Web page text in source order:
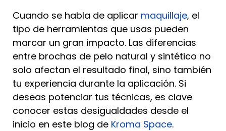
Cuando se habla de aplicar maquillaje, el
tipo de herramientas que usas pueden
marcar un gran impacto. Las diferencias
entre brochas de pelo natural y sintético no
solo afectan el resultado final, sino también
tu experiencia durante la aplicación. Si
deseas potenciar tus técnicas, es clave
conocer estas desigualdades desde el
inicio en este blog de Kroma Space.